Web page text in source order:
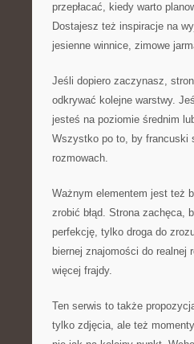
przepłacać, kiedy warto
Dostajesz też inspiracje na
jesienne winnice, zimowe
Jeśli dopiero zaczynasz,
odkrywać kolejne warstwy.
jesteś na poziomie średnim
Wszystko po to, by francuski
rozmowach.
Ważnym elementem jest też
zrobić błąd. Strona zachęca,
perfekcję, tylko droga do
biernej znajomości do realnej
więcej frajdy.
Ten serwis to także
tylko zdjęcia, ale też